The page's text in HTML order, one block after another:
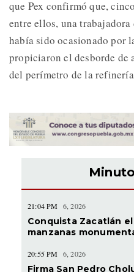
que Pex confirmó que,
entre ellos, una
había sido ocasionado por
propiciaron el desborde de
del perímetro de la
21:04 PM 6, 2026
Conquista Zacatlán
manzanas
20:55 PM 6, 2026
Firma San Pedro